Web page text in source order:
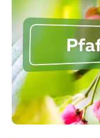
Menschen sind die
nicht verzehrt
In Gärten wird das
Zierstrauch
leuchtend gelben
attraktive
geachtet werden,
den giftigen